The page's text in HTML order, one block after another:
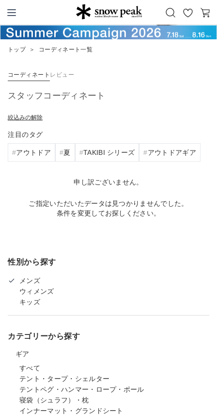
Snow Peak
お
気
カ
ー
トップ ＞ コーディネート一覧
コーディネート レビュー
スタッフコーディネート
絞込みの解除
注目のタグ
アウトドア 夏 TAKIBI シリーズ アウトドアギア
申し訳ございません。
ご指定いただいたデータは見つかりませんでした。
条件を変更してお探しください。
性別から探す
メンズ
ウィメンズ
キッズ
カテゴリーから探す
ギア
すべて
テント・タープ・シェルター
テントペグ・ハンマー・ロープ・ポール
寝袋（シュラフ）・枕
インナーマット・グランドシート